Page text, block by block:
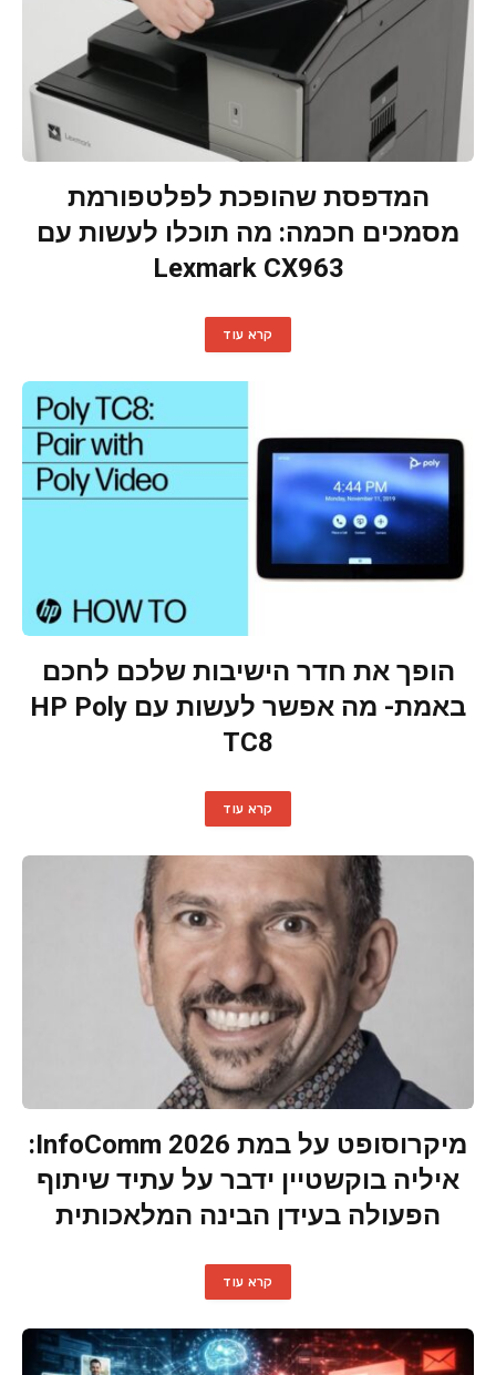
המדפסת שהופכת לפלטפורמת
מסמכים חכמה: מה תוכלו לעשות עם
Lexmark CX963
קרא עוד
הופך את חדר הישיבות שלכם לחכם
באמת- מה אפשר לעשות עם HP Poly
TC8
קרא עוד
מיקרוסופט על במת InfoComm 2026:
איליה בוקשטיין ידבר על עתיד שיתוף
הפעולה בעידן הבינה המלאכותית
קרא עוד